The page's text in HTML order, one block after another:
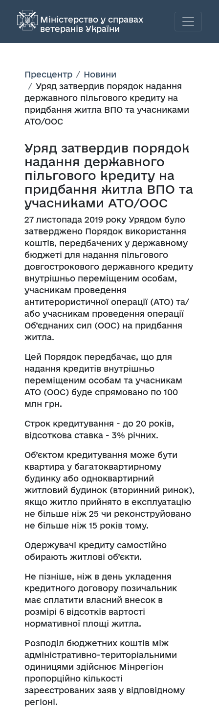
Міністерство у справах
ветеранів України
Пресцентр
Новини
Уряд затвердив порядок надання
державного пільгового кредиту на
придбання житла ВПО та учасниками
АТО/ООС
Уряд затвердив порядок
надання державного
пільгового кредиту на
придбання житла ВПО та
учасниками АТО/ООС
27 листопада 2019 року Урядом було
затверджено Порядок використання
коштів, передбачених у державному
бюджеті для надання пільгового
довгострокового державного кредиту
внутрішньо переміщеним особам,
учасникам проведення
антитерористичної операції (АТО) та/
або учасникам проведення операції
Об’єднаних сил (ООС) на придбання
житла.
Цей Порядок передбачає, що для
надання кредитів внутрішньо
переміщеним особам та учасникам
АТО (ООС) буде спрямовано по 100
млн грн.
Строк кредитування - до 20 років,
відсоткова ставка - 3% річних.
Об’єктом кредитування може бути
квартира у багатоквартирному
будинку або одноквартирний
житловий будинок (вторинний ринок),
якщо житло прийнято в експлуатацію
не більше ніж 25 чи реконструйовано
не більше ніж 15 років тому.
Одержувачі кредиту самостійно
обирають житлові об’єкти.
Не пізніше, ніж в день укладення
кредитного договору позичальник
має сплатити власний внесок в
розмірі 6 відсотків вартості
нормативної площі житла.
Розподіл бюджетних коштів між
адміністративно-територіальними
одиницями здійснює Мінрегіон
пропорційно кількості
зареєстрованих заяв у відповідному
регіоні.